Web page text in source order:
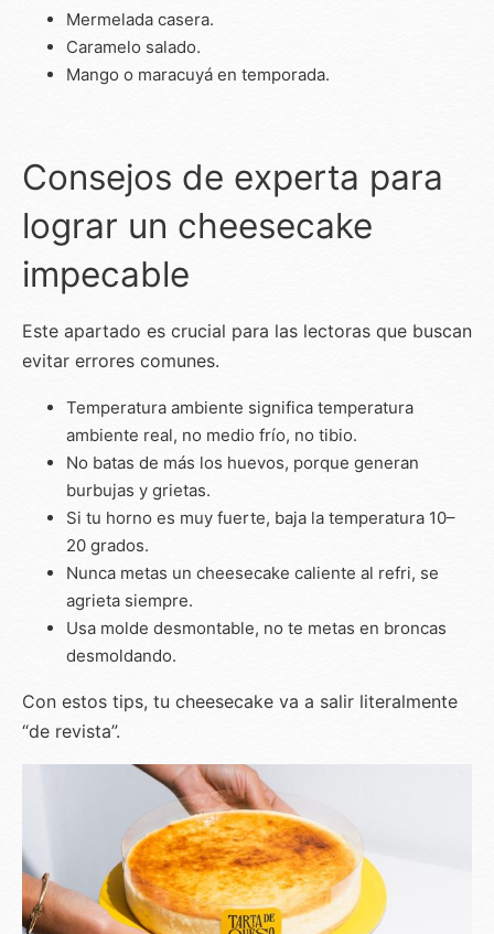
Mermelada casera.
Caramelo salado.
Mango o maracuyá en temporada.
Consejos de experta para
lograr un cheesecake
impecable
Este apartado es crucial para las lectoras que buscan
evitar errores comunes.
Temperatura ambiente significa temperatura
ambiente real, no medio frío, no tibio.
No batas de más los huevos, porque generan
burbujas y grietas.
Si tu horno es muy fuerte, baja la temperatura 10–
20 grados.
Nunca metas un cheesecake caliente al refri, se
agrieta siempre.
Usa molde desmontable, no te metas en broncas
desmoldando.
Con estos tips, tu cheesecake va a salir literalmente
“de revista”.